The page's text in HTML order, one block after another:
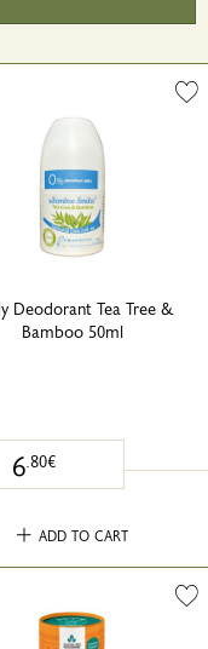
Deodorant Tea Tree &
Bamboo 50ml
6.80€
ADD TO CART